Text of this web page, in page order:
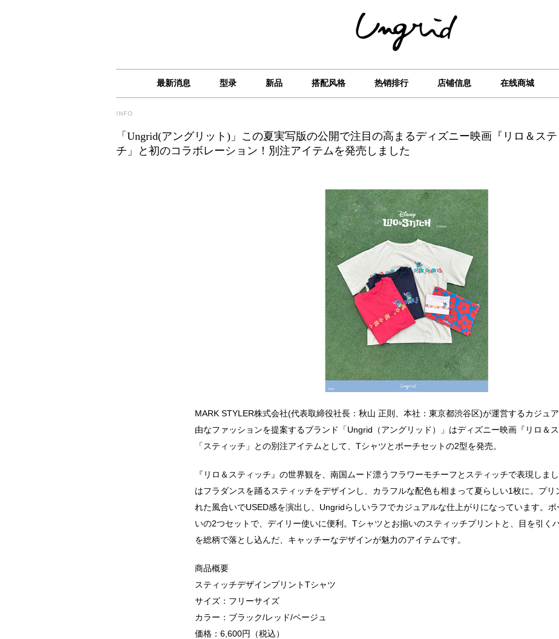
最新消息 型录 新品 搭配风格 热销排行 店铺信息 在线商城
INFO
「Ungrid(アングリット)」この夏実写版の公開で注目の高まるディズニー映画『リロ＆ス
チ」と初のコラボレーション！別注アイテムを発売しました
MARK STYLER株式会社(代表取締役社長：秋山 正則、本社：東京都渋谷区)が運営するカジュ
由なファッションを提案するブランド「Ungrid（アングリッド）」はディズニー映画『リロ＆
「スティッチ」との別注アイテムとして、Tシャツとポーチセットの2型を発売。
『リロ＆スティッチ』の世界観を、南国ムード漂うフラワーモチーフとスティッチで表現しま
はフラダンスを踊るスティッチをデザインし、カラフルな配色も相まって夏らしい1枚に。プリ
れた風合いでUSED感を演出し、Ungridらしいラフでカジュアルな仕上がりになっています。ポ
いの2つセットで、デイリー使いに便利。Tシャツとお揃いのスティッチプリントと、目を引く
を総柄で落とし込んだ、キャッチーなデザインが魅力のアイテムです。
商品概要
スティッチデザインプリントTシャツ
サイズ：フリーサイズ
カラー：ブラック/レッド/ベージュ
価格：6,600円（税込）